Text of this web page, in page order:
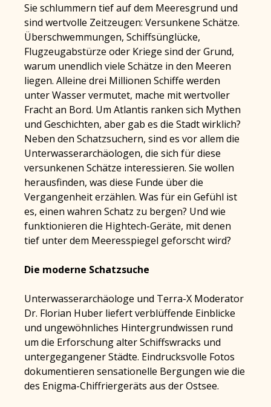
Sie schlummern tief auf dem Meeresgrund und
sind wertvolle Zeitzeugen: Versunkene Schätze.
Überschwemmungen, Schiffsünglücke,
Flugzeugabstürze oder Kriege sind der Grund,
warum unendlich viele Schätze in den Meeren
liegen. Alleine drei Millionen Schiffe werden
unter Wasser vermutet, mache mit wertvoller
Fracht an Bord. Um Atlantis ranken sich Mythen
und Geschichten, aber gab es die Stadt wirklich?
Neben den Schatzsuchern, sind es vor allem die
Unterwasserarchäologen, die sich für diese
versunkenen Schätze interessieren. Sie wollen
herausfinden, was diese Funde über die
Vergangenheit erzählen. Was für ein Gefühl ist
es, einen wahren Schatz zu bergen? Und wie
funktionieren die Hightech-Geräte, mit denen
tief unter dem Meeresspiegel geforscht wird?
Die moderne Schatzsuche
Unterwasserarchäologe und Terra-X Moderator
Dr. Florian Huber liefert verblüffende Einblicke
und ungewöhnliches Hintergrundwissen rund
um die Erforschung alter Schiffswracks und
untergegangener Städte. Eindrucksvolle Fotos
dokumentieren sensationelle Bergungen wie die
des Enigma-Chiffriergeräts aus der Ostsee.